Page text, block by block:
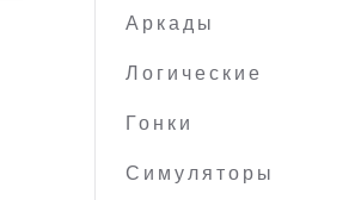
Аркады
Логические
Гонки
Симуляторы